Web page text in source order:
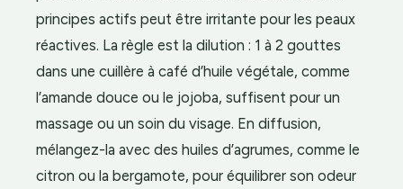
principes actifs peut être irritante pour les peaux
réactives. La règle est la dilution : 1 à 2 gouttes
dans une cuillère à café d’huile végétale, comme
l’amande douce ou le jojoba, suffisent pour un
massage ou un soin du visage. En diffusion,
mélangez-la avec des huiles d’agrumes, comme le
citron ou la bergamote, pour équilibrer son odeur